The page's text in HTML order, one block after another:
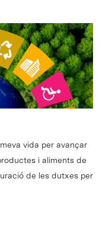
vida per avançar
i aliments de
de les dutxes per